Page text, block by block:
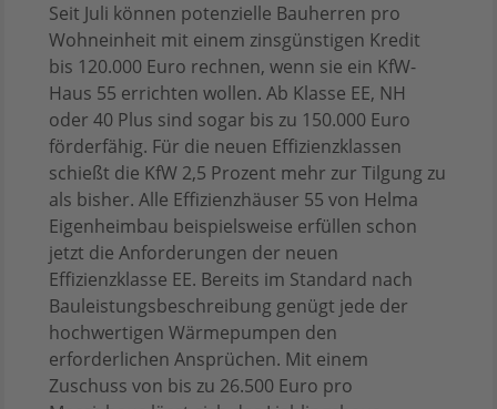
Seit Juli können potenzielle Bauherren pro
Wohneinheit mit einem zinsgünstigen Kredit
bis 120.000 Euro rechnen, wenn sie ein KfW-
Haus 55 errichten wollen. Ab Klasse EE, NH
oder 40 Plus sind sogar bis zu 150.000 Euro
förderfähig. Für die neuen Effizienzklassen
schießt die KfW 2,5 Prozent mehr zur Tilgung zu
als bisher. Alle Effizienzhäuser 55 von Helma
Eigenheimbau beispielsweise erfüllen schon
jetzt die Anforderungen der neuen
Effizienzklasse EE. Bereits im Standard nach
Bauleistungsbeschreibung genügt jede der
hochwertigen Wärmepumpen den
erforderlichen Ansprüchen. Mit einem
Zuschuss von bis zu 26.500 Euro pro